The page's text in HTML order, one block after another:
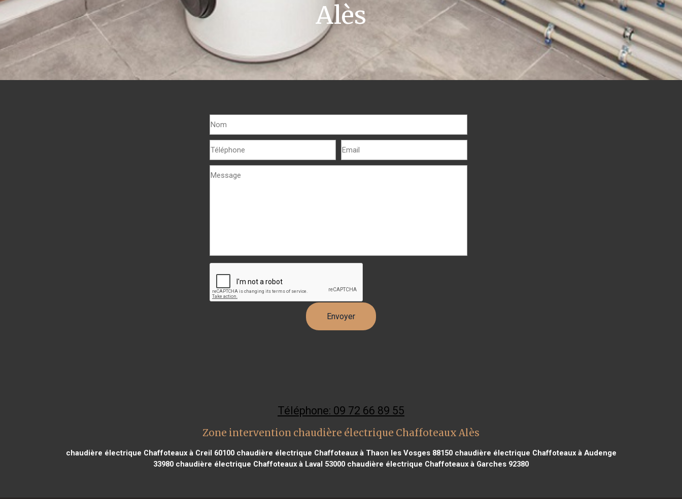
Alès
Téléphone: 09 72 66 89 55
Zone intervention chaudière électrique Chaffoteaux Alès
chaudière électrique Chaffoteaux à Creil 60100chaudière électrique Chaffoteaux à Thaon les Vosges 88150chaudière électrique Chaffoteaux à Audenge
33980 chaudière électrique Chaffoteaux à Laval 53000 chaudière électrique Chaffoteaux à Garches 92380